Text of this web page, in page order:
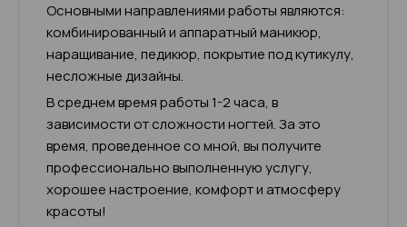
Основными направлениями работы являются:
комбинированный и аппаратный маникюр,
наращивание, педикюр, покрытие под кутикулу,
несложные дизайны.
В среднем время работы 1-2 часа, в
зависимости от сложности ногтей. За это
время, проведенное со мной, вы получите
профессионально выполненную услугу,
хорошее настроение, комфорт и атмосферу
красоты!